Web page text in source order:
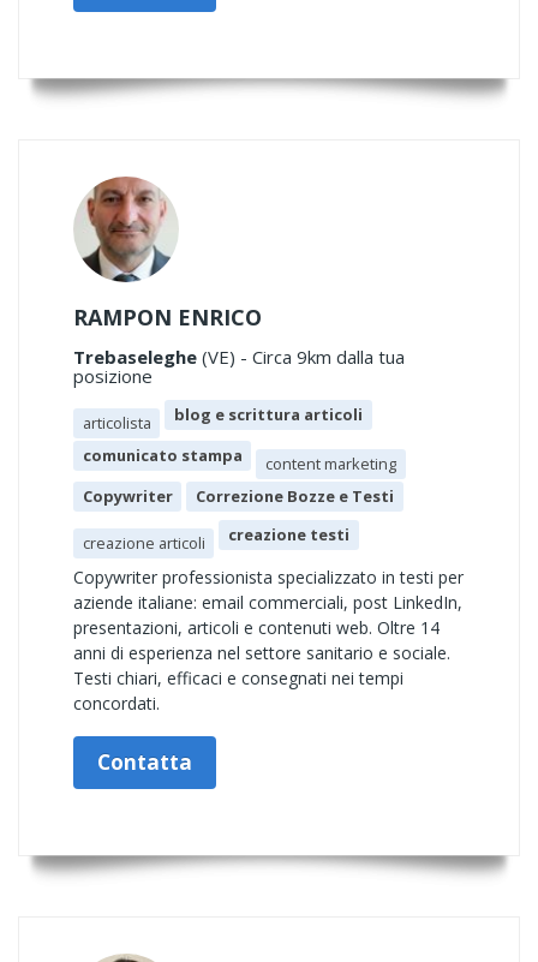
RAMPON ENRICO
Trebaseleghe (VE) - Circa 9km dalla tua
posizione
articolista
blog e scrittura articoli
comunicato stampa
content marketing
Copywriter
Correzione Bozze e Testi
creazione articoli creazione testi
Copywriter professionista specializzato in testi per
aziende italiane: email commerciali, post LinkedIn,
presentazioni, articoli e contenuti web. Oltre 14
anni di esperienza nel settore sanitario e sociale.
Testi chiari, efficaci e consegnati nei tempi
concordati.
Contatta